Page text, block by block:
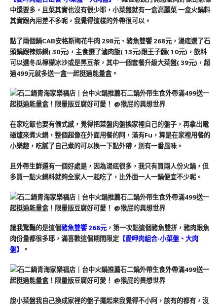
中還要多，且菜其實也沒有很少耶，小菜盤就有一盒高麗菜 一盒火鍋料
其實跟內用差不多呢，我覺得這樣的外帶很可以。
點了兩個鍋CAB安格斯梅花牛肉 298元、豬魚雙饗 268元，湯底選了石
頭鍋跟辣姊鍋( 30元)，主食選了滷肉飯( 13元)跟王子麵( 10元)，飲料
可以選冬瓜檸檬冰沙或是黑豆茶，其中一個套餐升級大菜盤( 39元)，超
過499元就多送一盒一起挺過能量盒。
在家吃飯也要有儀式感，覺得把菜盤肉盤換家裡自己的盤子，再拿出電
磁爐來煮火鍋，整個超像在外面用餐的阿，滿有Fu，算是在家裡用餐的
小樂趣，吃膩了自己煮的可以換一下點外帶，別有一番風味。
且外帶生鮮還有一個好處是，因為湯底很多，我只有買兩人份火鍋，但
多買一點火鍋料就夠全家人一起吃了，比外面一人一鍋便宜不少呢。
讓我驚豔的是這個豬魚雙饗 268元 ，第一次點這個豬魚雙拼，豬肉跟魚
肉份量都很多耶，滿喜歡這個期間限定 【愛呷肉組合-小菜盤、大肉
盤】
。
說小菜盤我自己換成家裡的盤子擺起來我覺得不小阿，該有的都有，沒